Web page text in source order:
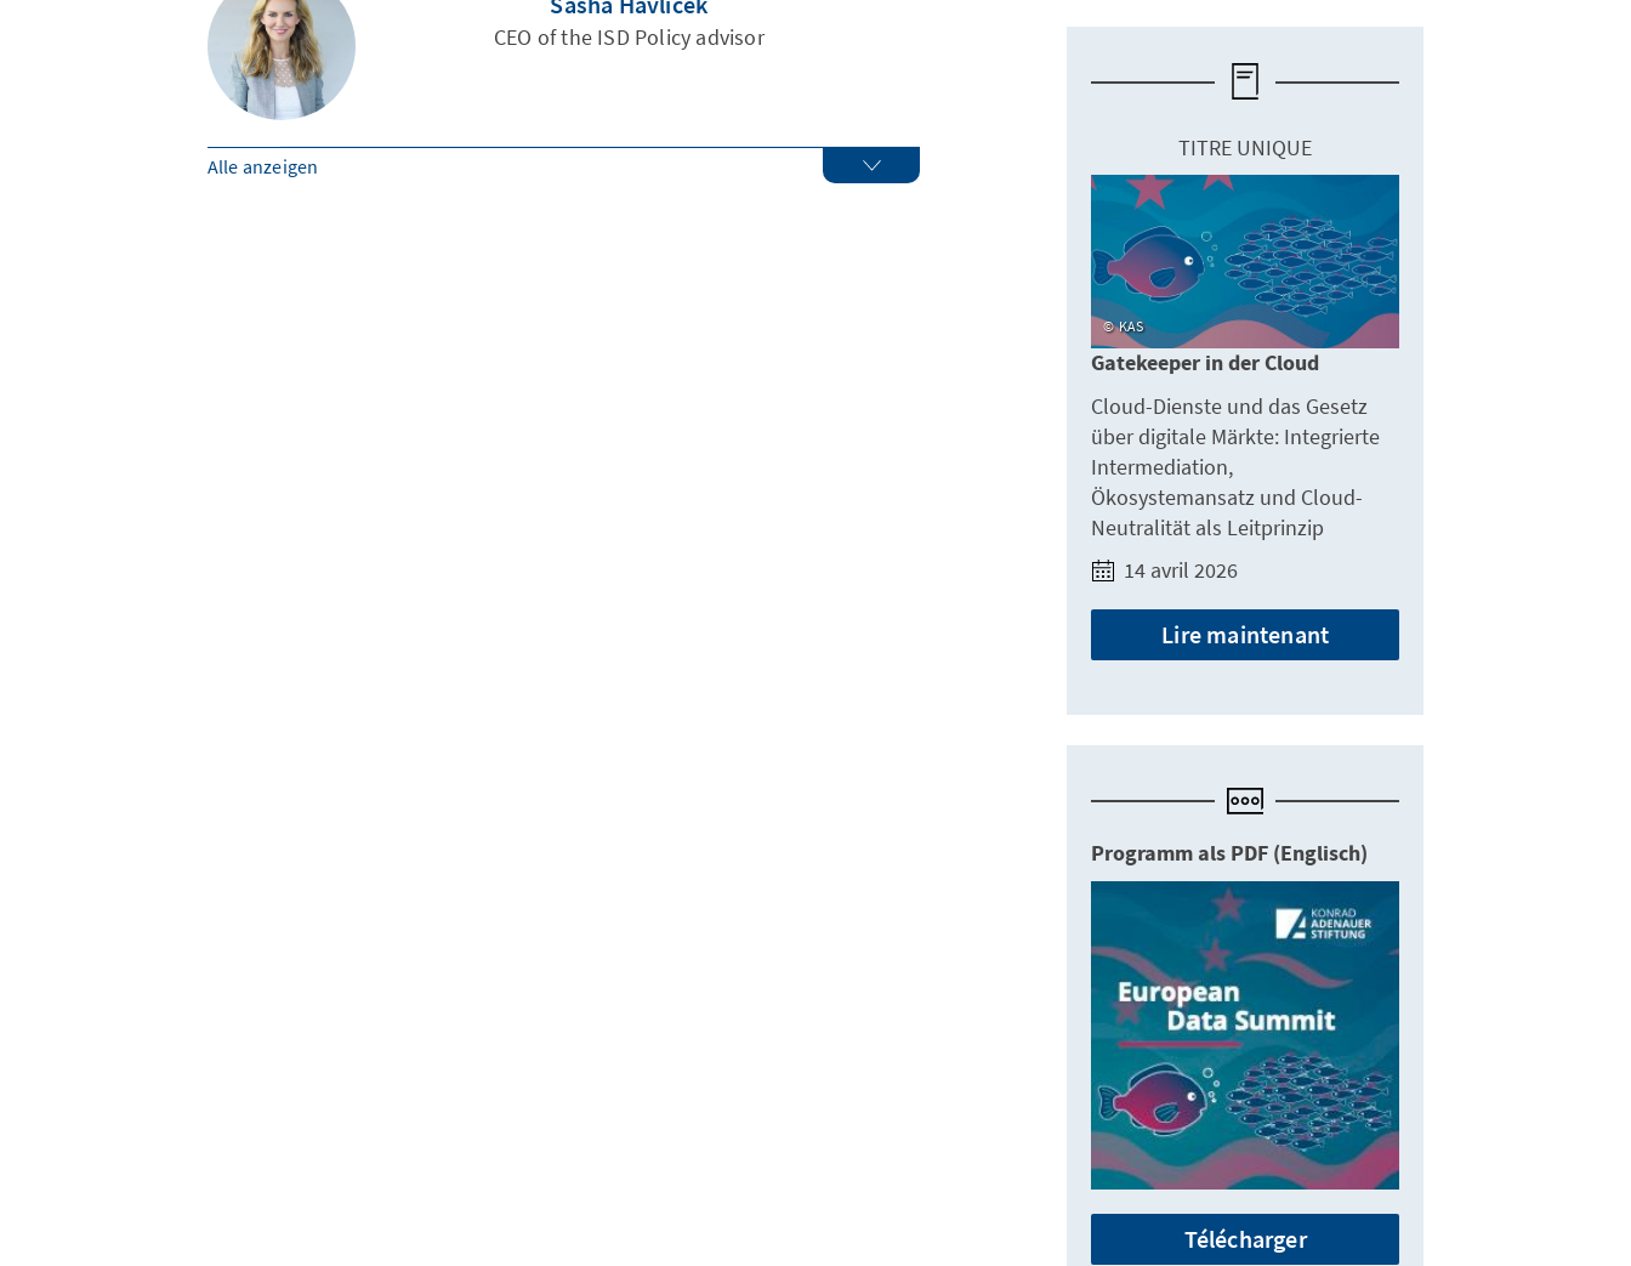
CEO of the ISD Policy advisor
Alle anzeigen
TITRE UNIQUE
KAS
Gatekeeper in der Cloud
Cloud-Dienste und das Gesetz
über digitale Märkte: Integrierte
Intermediation,
Ökosystemansatz und Cloud-
Neutralität als Leitprinzip
14 avril 2026
Lire maintenant
Programm als PDF (Englisch)
Télécharger